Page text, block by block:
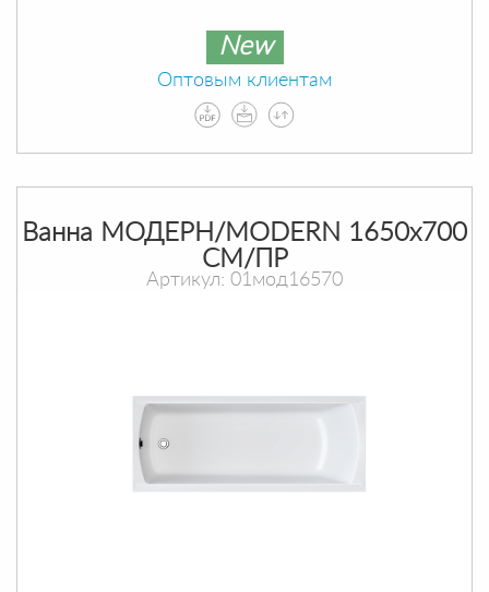
New
Оптовым клиентам
Ванна МОДЕРН/MODERN 1650х700
СМ/ПР
Артикул: 01мод16570